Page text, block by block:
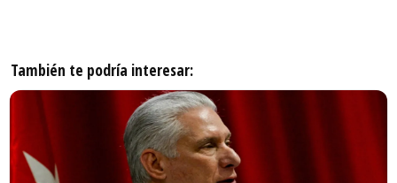
También te podría interesar: